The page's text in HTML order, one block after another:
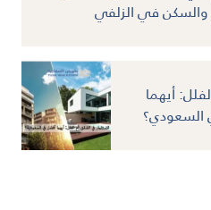
والسكن في الزلفي
أيهما
السعودي؟